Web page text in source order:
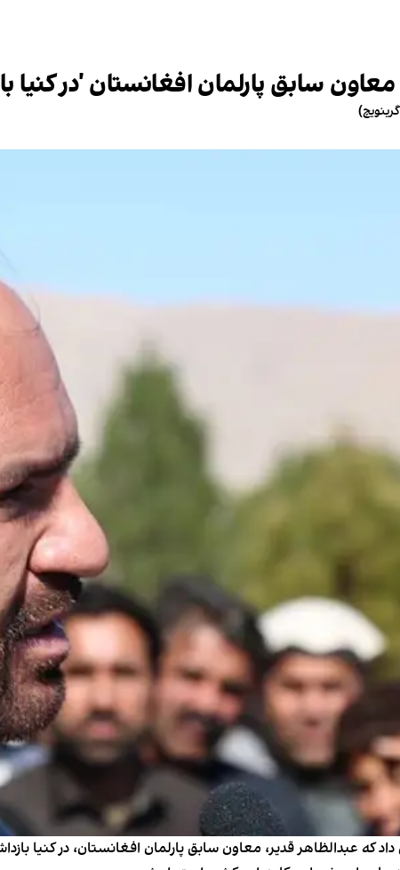
سابق پارلمان افغانستان 'در
داد که عبدالظاهر قدیر، معاون سابق پارلمان افغانستان، در کنیا